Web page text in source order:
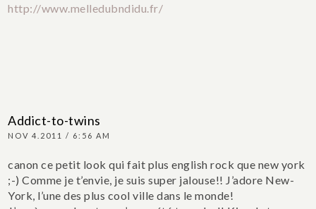
http://www.melledubndidu.fr/
Addict-to-twins
NOV 4.2011 / 6:56 AM
canon ce petit look qui fait plus english rock que new york
;-) Comme je t’envie, je suis super jalouse!! J’adore New-
York, l’une des plus cool ville dans le monde!